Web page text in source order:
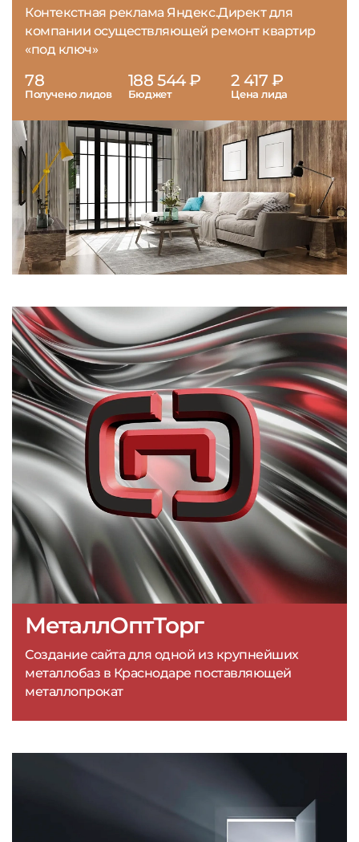
Контекстная реклама Яндекс.Директ для
компании осуществляющей ремонт квартир
«под ключ»
78
Получено лидов
188 544 ₽
Бюджет
2 417 ₽
Цена лида
МеталлОптТорг
Создание сайта для одной из крупнейших
металлобаз в Краснодаре поставляющей
металлопрокат